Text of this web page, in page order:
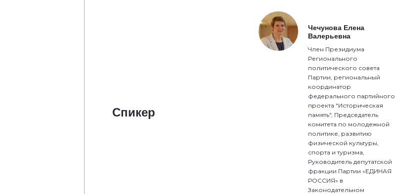
Спикер
Чечунова Елена
Валерьевна
Член Президиума
Регионального
политического совета
Партии, региональный
координатор
федерального партийного
проекта "Историческая
память", Председатель
комитета по молодежной
политике, развитию
физической культуры,
спорта и туризма,
Руководитель депутатской
фракции Партии «ЕДИНАЯ
РОССИЯ» в
Законодательном